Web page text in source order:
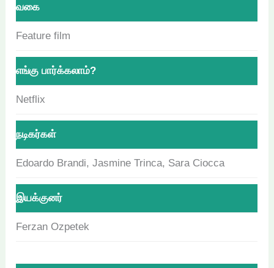
வகை
Feature film
எங்கு பார்க்கலாம்?
Netflix
நடிகர்கள்
Edoardo Brandi, Jasmine Trinca, Sara Ciocca
இயக்குனர்
Ferzan Ozpetek